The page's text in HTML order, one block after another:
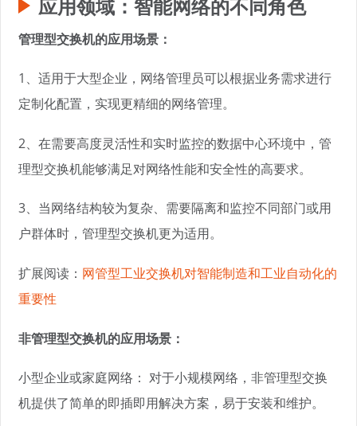
应用领域：智能网络的不同角色
管理型交换机的应用场景：
1、适用于大型企业，网络管理员可以根据业务需求进行
定制化配置，实现更精细的网络管理。
2、在需要高度灵活性和实时监控的数据中心环境中，管
理型交换机能够满足对网络性能和安全性的高要求。
3、当网络结构较为复杂、需要隔离和监控不同部门或用
户群体时，管理型交换机更为适用。
扩展阅读： 网管型工业交换机对智能制造和工业自动化的
重要性
非管理型交换机的应用场景：
小型企业或家庭网络： 对于小规模网络，非管理型交换
机提供了简单的即插即用解决方案，易于安装和维护。